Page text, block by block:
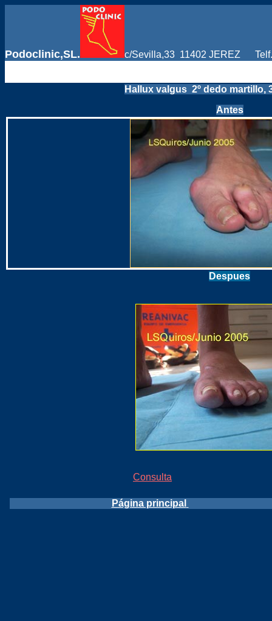
Podoclinic,SL. c/Sevilla,33 11402 JEREZ
Hallux valgus 2º dedo martillo,
Antes
Despues
Consulta
Página principal